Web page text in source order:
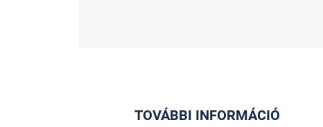
TOVÁBBI INFORMÁCIÓ